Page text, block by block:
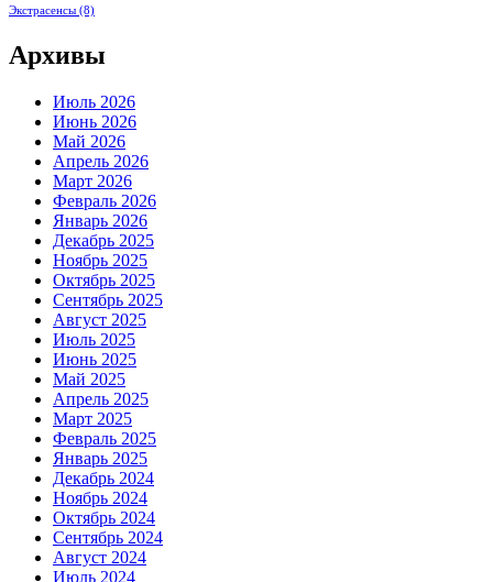
Экстрасенсы (8)
Архивы
Июль 2026
Июнь 2026
Май 2026
Апрель 2026
Март 2026
Февраль 2026
Январь 2026
Декабрь 2025
Ноябрь 2025
Октябрь 2025
Сентябрь 2025
Август 2025
Июль 2025
Июнь 2025
Май 2025
Апрель 2025
Март 2025
Февраль 2025
Январь 2025
Декабрь 2024
Ноябрь 2024
Октябрь 2024
Сентябрь 2024
Август 2024
Июль 2024